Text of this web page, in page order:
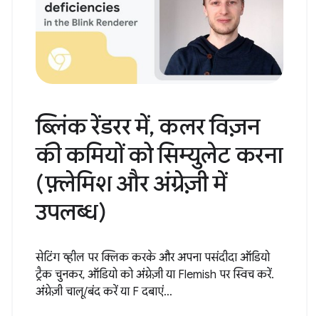
ब्लिंक रेंडरर में, कलर विज़न
की कमियों को सिम्युलेट करना
(फ़्लेमिश और अंग्रेज़ी में
उपलब्ध)
सेटिंग व्हील पर क्लिक करके और अपना पसंदीदा ऑडियो
ट्रैक चुनकर, ऑडियो को अंग्रेज़ी या Flemish पर स्विच करें.
अंग्रेज़ी चालू/बंद करें या F दबाएं...